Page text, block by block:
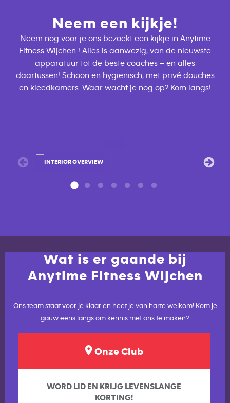
Neem een kijkje!
Neem nog voor je ons bezoekt een kijkje in Anytime
Fitness Wijchen ! Alles is aanwezig, van de nieuwste
apparatuur tot de beste coaches – en alles
daartussen! Schoon en hygiënisch, met privé douches
en kleedkamers. Waar wacht je nog op? Kom langs!
Wat is er gaande bij
Anytime Fitness Wijchen
Ons team staat voor je klaar en heet je van harte welkom! Kom je
gauw eens langs om kennis met ons te maken?
Onze Club
WORD LID EN KRIJG LEVENSLANGE
KORTING!